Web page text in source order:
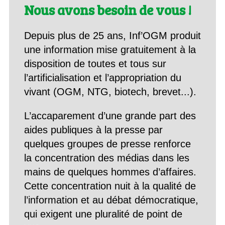
Nous avons besoin de vous !
Depuis plus de 25 ans, Inf’OGM produit
une information mise gratuitement à la
disposition de toutes et tous sur
l’artificialisation et l’appropriation du
vivant (OGM, NTG, biotech, brevet...).
L’accaparement d’une grande part des
aides publiques à la presse par
quelques groupes de presse renforce
la concentration des médias dans les
mains de quelques hommes d’affaires.
Cette concentration nuit à la qualité de
l’information et au débat démocratique,
qui exigent une pluralité de point de